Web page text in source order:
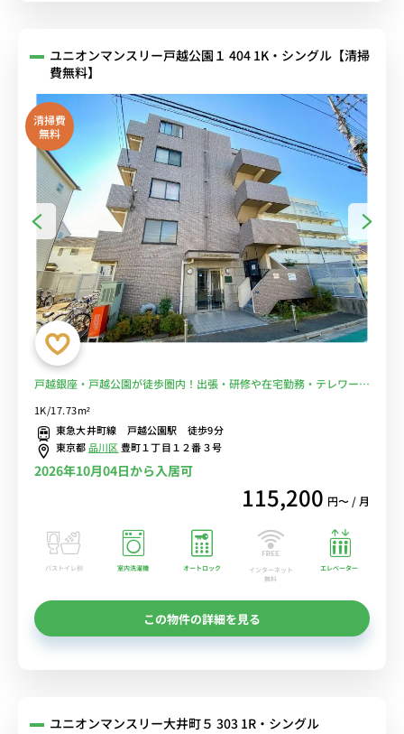
ユニオンマンスリー戸越公園１ 404 1K・シングル【清掃
費無料】
清掃費
無料
戸越銀座・戸越公園が徒歩圏内！出張・研修や在宅勤務・テレワーク
1K/17.73m²
東急大井町線 戸越公園駅 徒歩9分
東京都品川区豊町１丁目１２番３号
2026年10月04日から入居可
115,200 円〜 / 月
バストイレ別 室内洗濯機 オートロック
インターネット
無料
エレベーター
この物件の詳細を見る
ユニオンマンスリー大井町５ 303 1R・シングル